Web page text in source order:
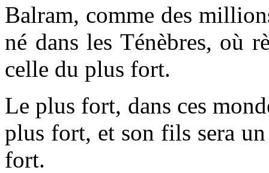
Balram, comme des
né dans les Ténèbres, où
celle du plus fort.
Le plus fort, dans ces
plus fort, et son fils sera
fort.